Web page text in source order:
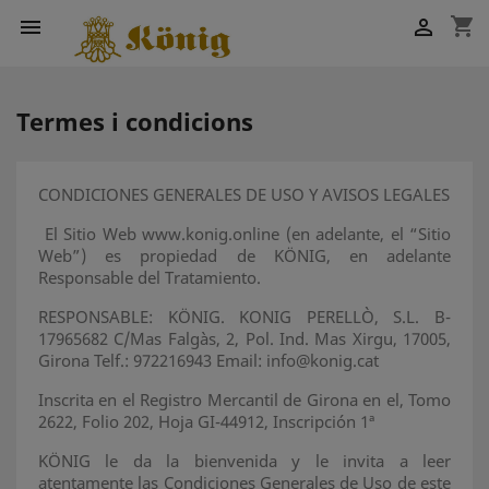
 shopping_cart

Termes i condicions
CONDICIONES GENERALES DE USO Y AVISOS LEGALES
El Sitio Web www.konig.online (en adelante, el “Sitio
Web”) es propiedad de KÖNIG, en adelante
Responsable del Tratamiento.
RESPONSABLE: KÖNIG. KONIG PERELLÒ, S.L. B-
17965682 C/Mas Falgàs, 2, Pol. Ind. Mas Xirgu, 17005,
Girona Telf.: 972216943 Email: info@konig.cat
Inscrita en el Registro Mercantil de Girona en el, Tomo
2622, Folio 202, Hoja GI-44912, Inscripción 1ª
KÖNIG le da la bienvenida y le invita a leer
atentamente las Condiciones Generales de Uso de este